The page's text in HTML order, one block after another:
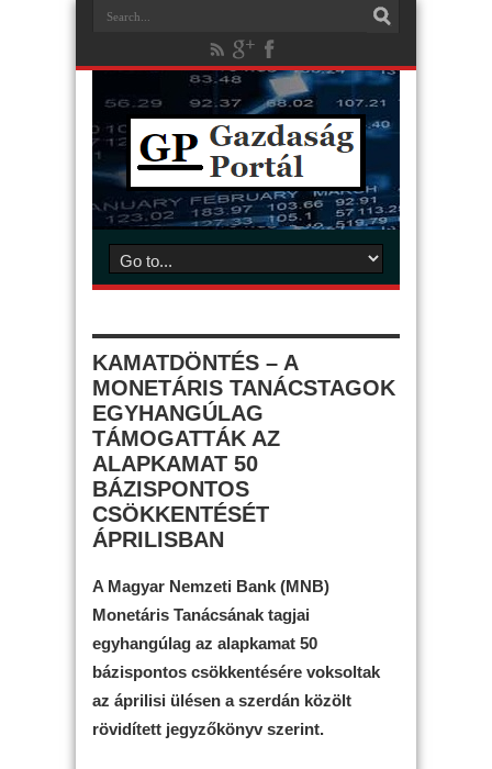
KAMATDÖNTÉS – A
MONETÁRIS TANÁCSTAGOK
EGYHANGÚLAG
TÁMOGATTÁK AZ
ALAPKAMAT 50
BÁZISPONTOS
CSÖKKENTÉSÉT
ÁPRILISBAN
A Magyar Nemzeti Bank (MNB)
Monetáris Tanácsának tagjai
egyhangúlag az alapkamat 50
bázispontos csökkentésére voksoltak
az áprilisi ülésen a szerdán közölt
rövidített jegyzőkönyv szerint.